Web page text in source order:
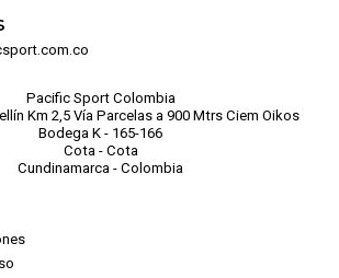
Pacific Sport Colombia
Km 2,5 Vía Parcelas a 900 Mtrs Ciem Oikos
Bodega K - 165-166
Cota - Cota
Cundinamarca - Colombia